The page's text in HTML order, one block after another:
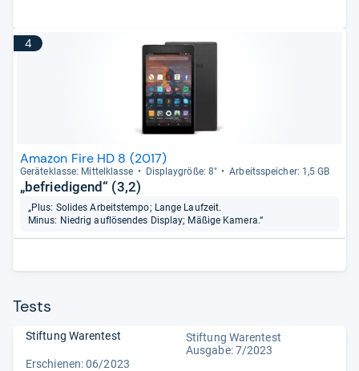
4
Amazon Fire HD 8 (2017)
Gerä­te­klasse: Mit­tel­klasse Dis­play­größe: 8" Arbeitsspei­cher: 1,5 GB
„befriedigend“ (3,2)
„Plus: Solides Arbeitstempo; Lange Laufzeit.
Minus: Niedrig auflösendes Display; Mäßige Kamera.“
Tests
Stiftung Warentest
Stiftung Warentest
Ausgabe: 7/2023
Erschienen: 06/2023